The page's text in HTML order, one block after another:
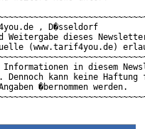
, D�sseldorf
Weitergabe dieses
(www.tarif4you.de)
Informationen in diesem
kann keine Haftung
�bernommen werden.